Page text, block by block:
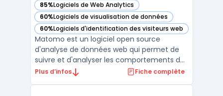
85%Logiciels de Web Analytics
— voir Matomo dans cette catégorie
60%Logiciels de visualisation de données
— voir Matomo dans cette catégorie
60%Logiciels d'identification des visiteurs web
— voir Matomo dans cette catégorie
Matomo est un logiciel open source
d'analyse de données web qui permet de
suivre et d'analyser les comportements des
visiteurs sur un site web. Il offre une
Plus d’infos Fiche complète